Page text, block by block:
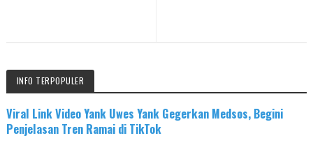
INFO TERPOPULER
Viral Link Video Yank Uwes Yank Gegerkan Medsos, Begini
Penjelasan Tren Ramai di TikTok